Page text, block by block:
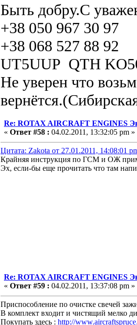
Быть добру.С
+38 050 967 30 97
+38 068 527 88 92
UT5UUP QTH
Не уверен что
Re: ROTAX AIRCRAFT ENGINES
« Ответ #58 : 04.02.2011, 13:32:05 pm »
Цитата: Zakota от 27.01.2011, 14:08:01
Крайняя инструкция по ГСМ и ОЖ
Эх, если-бы еще прочитать что там
Re: ROTAX AIRCRAFT ENGINES
« Ответ #59 : 04.02.2011, 13:37:08 pm »
Приспособление по очистке свечей
В комплект входит и чистящий мелко
Покупать здесь : http://